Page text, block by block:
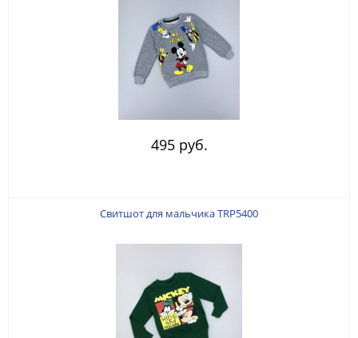
495 руб.
Свитшот для мальчика TRP5400